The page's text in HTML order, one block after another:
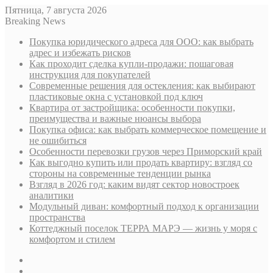
Пятница, 7 августа 2026
Breaking News
Покупка юридического адреса для ООО: как выбрать
адрес и избежать рисков
Как проходит сделка купли-продажи: пошаговая
инструкция для покупателей
Современные решения для остекления: как выбирают
пластиковые окна с установкой под ключ
Квартира от застройщика: особенности покупки,
преимущества и важные нюансы выбора
Покупка офиса: как выбрать коммерческое помещение и
не ошибиться
Особенности перевозки грузов через Приморский край
Как выгодно купить или продать квартиру: взгляд со
стороны на современные тенденции рынка
Взгляд в 2026 год: каким видят сектор новостроек
аналитики
Модульный диван: комфортный подход к организации
пространства
Коттеджный поселок ТЕРРА МАРЭ — жизнь у моря с
комфортом и стилем